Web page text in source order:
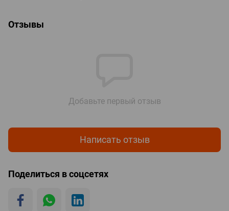
Отзывы
Добавьте первый отзыв
Написать отзыв
Поделиться в соцсетях